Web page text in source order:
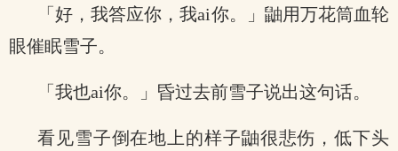
「好，我答应你，我ai你。」鼬用万花筒血轮
眼催眠雪子。
「我也ai你。」昏过去前雪子说出这句话。
看见雪子倒在地上的样子鼬很悲伤，低下头